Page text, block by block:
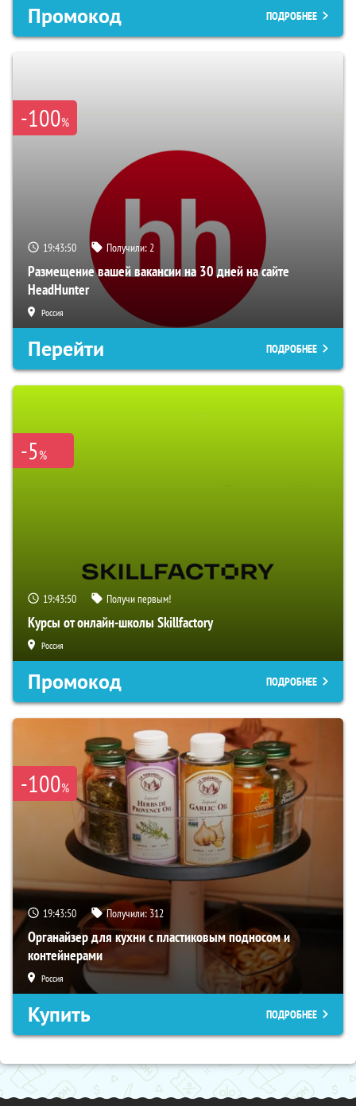
Промокод ПОДРОБНЕЕ
-100%
19:43:49 Получили:2
Размещение вашей вакансии на 30 дней на сайте
HeadHunter
Россия
Перейти ПОДРОБНЕЕ
-5%
19:43:49 Получи первым!
Курсы от онлайн-школы Skillfactory
Россия
Промокод ПОДРОБНЕЕ
-100%
19:43:49 Получили: 312
Органайзер для кухни с пластиковым подносом и
контейнерами
Россия
Купить ПОДРОБНЕЕ